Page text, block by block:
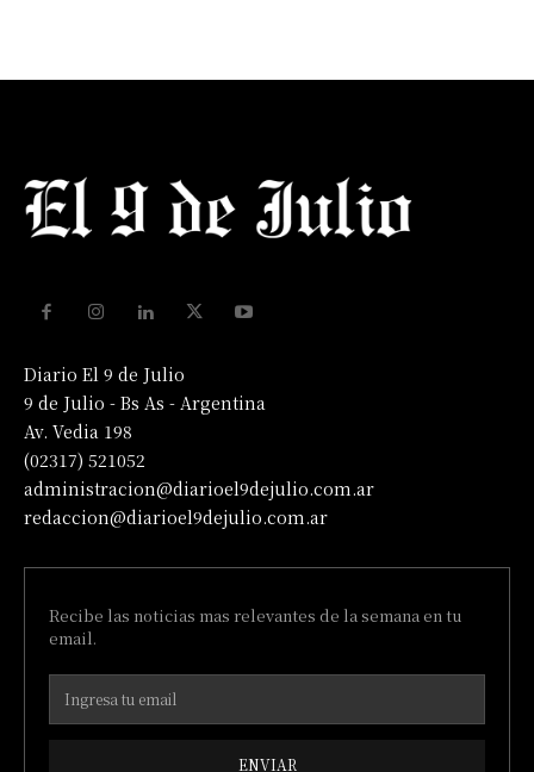
Diario El 9 de Julio
9 de Julio - Bs As - Argentina
Av. Vedia 198
(02317) 521052
administracion@diarioel9dejulio.com.ar
redaccion@diarioel9dejulio.com.ar
Recibe las noticias mas relevantes de la semana en tu
email.
ENVIAR